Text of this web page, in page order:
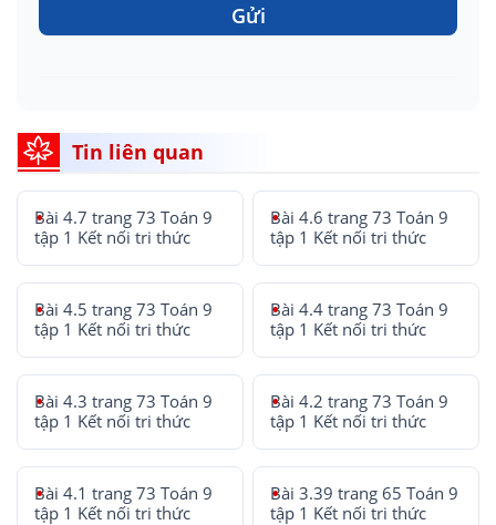
Gửi
Tin liên quan
Bài 4.7 trang 73 Toán 9
tập 1 Kết nối tri thức
Bài 4.6 trang 73 Toán 9
tập 1 Kết nối tri thức
Bài 4.5 trang 73 Toán 9
tập 1 Kết nối tri thức
Bài 4.4 trang 73 Toán 9
tập 1 Kết nối tri thức
Bài 4.3 trang 73 Toán 9
tập 1 Kết nối tri thức
Bài 4.2 trang 73 Toán 9
tập 1 Kết nối tri thức
Bài 4.1 trang 73 Toán 9
tập 1 Kết nối tri thức
Bài 3.39 trang 65 Toán 9
tập 1 Kết nối tri thức